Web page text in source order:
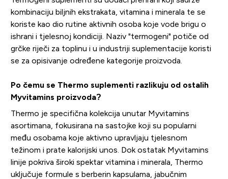
kombinaciju biljnih ekstrakata, vitamina i minerala te se
koriste kao dio rutine aktivnih osoba koje vode brigu o
ishrani i tjelesnoj kondiciji. Naziv "termogeni" potiče od
grčke riječi za toplinu i u industriji suplementacije koristi
se za opisivanje određene kategorije proizvoda.
Po čemu se Thermo suplementi razlikuju od ostalih
Myvitamins proizvoda?
Thermo je specifična kolekcija unutar Myvitamins
asortimana, fokusirana na sastojke koji su popularni
među osobama koje aktivno upravljaju tjelesnom
težinom i prate kalorijski unos. Dok ostatak Myvitamins
linije pokriva široki spektar vitamina i minerala, Thermo
uključuje formule s berberin kapsulama, jabučnim